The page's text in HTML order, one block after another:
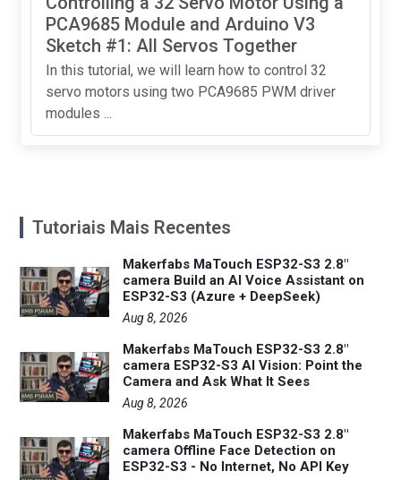
PCA9685 Module and Arduino V3
Sketch #1: All Servos Together
In this tutorial, we will learn how to control 32
servo motors using two PCA9685 PWM driver
modules ...
Tutoriais Mais Recentes
Makerfabs MaTouch ESP32-S3 2.8"
camera Build an AI Voice Assistant on
ESP32-S3 (Azure + DeepSeek)
Aug 8, 2026
Makerfabs MaTouch ESP32-S3 2.8"
camera ESP32-S3 AI Vision: Point the
Camera and Ask What It Sees
Aug 8, 2026
Makerfabs MaTouch ESP32-S3 2.8"
camera Offline Face Detection on
ESP32-S3 - No Internet, No API Key